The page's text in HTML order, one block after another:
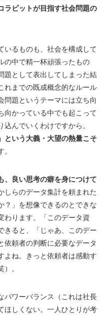
ラビットが目指す社会問題の
いるものも、社会を構成して
の中で精一杯頑張ったもの
題として表出してしまった結
れまでの既成概念的なルール
問題というテーマには立ち向
向かっている中でも起こって
んでいくわけですから。
という大義・大望の熱量こそ
。
、良い思考の癖を身につけて
しらのデータ集計を頼まれた
？」を想像できるのとできな
わります。「このデータ資
きると、「じゃあ、このデー
依頼者の判断に必要なデータ
よね。きっと依頼者は感動す
。
パワーバランス（これは社長
ほしくない。一人ひとりが考